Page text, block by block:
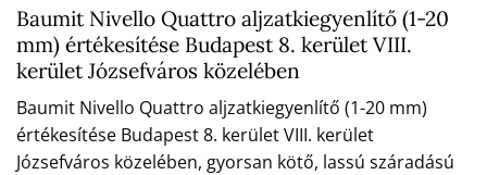
Baumit Nivello Quattro aljzatkiegyenlítő (1-20
mm) értékesítése Budapest 8. kerület VIII.
kerület Józsefváros közelében
Baumit Nivello Quattro aljzatkiegyenlítő (1-20 mm)
értékesítése Budapest 8. kerület VIII. kerület
Józsefváros közelében, gyorsan kötő, lassú száradású